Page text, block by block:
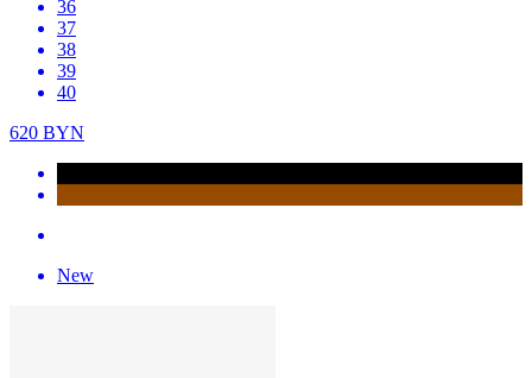
36
37
38
39
40
620 BYN
New